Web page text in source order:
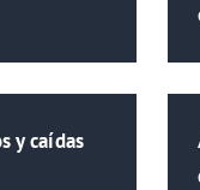
y caídas